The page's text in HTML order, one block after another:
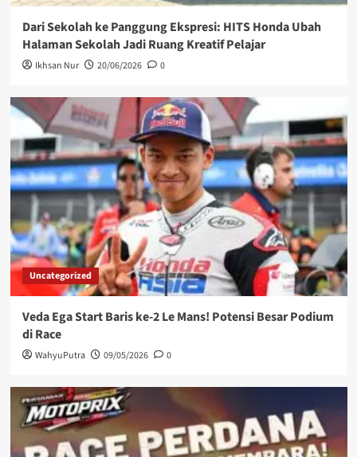
Dari Sekolah ke Panggung Ekspresi: HITS Honda Ubah
Halaman Sekolah Jadi Ruang Kreatif Pelajar
Ikhsan Nur 20/06/2026 0
Uncategorized
Veda Ega Start Baris ke-2 Le Mans! Potensi Besar Podium
di Race
WahyuPutra 09/05/2026 0